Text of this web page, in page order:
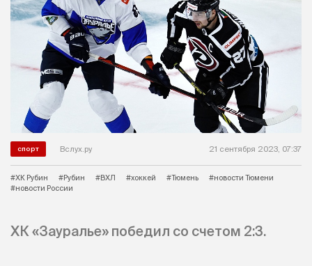
спорт Вслух.ру 21 сентября 2023, 07:37
#ХК Рубин #Рубин #ВХЛ #хоккей #Тюмень
#новости Тюмени
#новости России
ХК «Зауралье» победил со счетом 2:3.